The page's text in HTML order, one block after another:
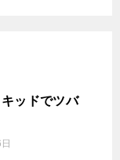
ッドでツバ